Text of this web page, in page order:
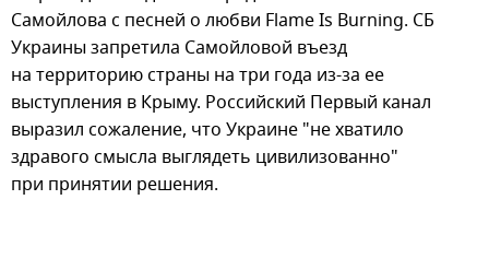
Самойлова с песней о любви Flame Is Burning. СБ
Украины запретила Самойловой въезд
на территорию страны на три года из-за ее
выступления в Крыму. Российский Первый канал
выразил сожаление, что Украине "не хватило
здравого смысла выглядеть цивилизованно"
при принятии решения.